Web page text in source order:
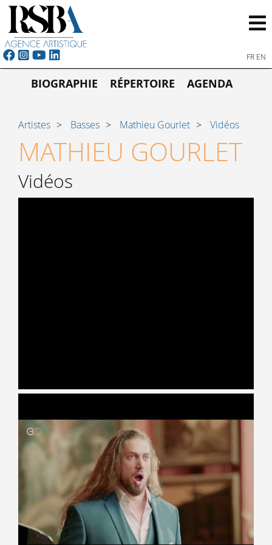
FR EN
BIOGRAPHIE RÉPERTOIRE AGENDA
Artistes Basses Mathieu Gourlet Vidéos
MATHIEU GOURLET
Vidéos